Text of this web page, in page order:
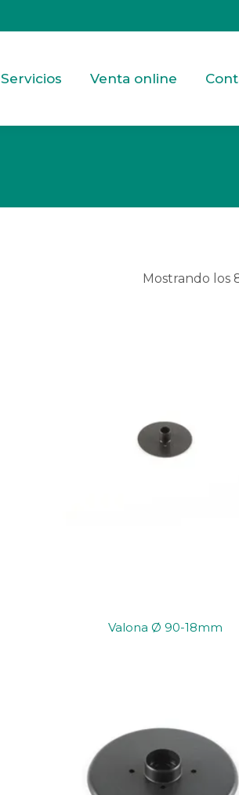
Servicios Venta online
Mostrando los
Valona Ø 90-18mm